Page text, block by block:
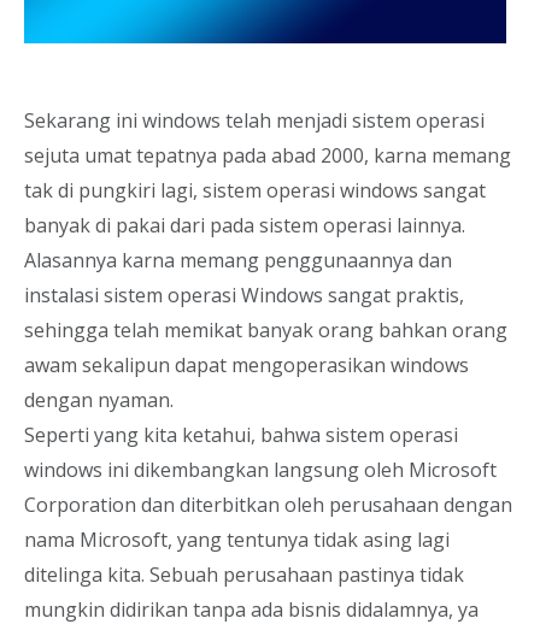
Sekarang ini windows telah menjadi sistem operasi
sejuta umat tepatnya pada abad 2000, karna memang
tak di pungkiri lagi, sistem operasi windows sangat
banyak di pakai dari pada sistem operasi lainnya.
Alasannya karna memang penggunaannya dan
instalasi sistem operasi Windows sangat praktis,
sehingga telah memikat banyak orang bahkan orang
awam sekalipun dapat mengoperasikan windows
dengan nyaman.
Seperti yang kita ketahui, bahwa sistem operasi
windows ini dikembangkan langsung oleh Microsoft
Corporation dan diterbitkan oleh perusahaan dengan
nama Microsoft, yang tentunya tidak asing lagi
ditelinga kita. Sebuah perusahaan pastinya tidak
mungkin didirikan tanpa ada bisnis didalamnya, ya